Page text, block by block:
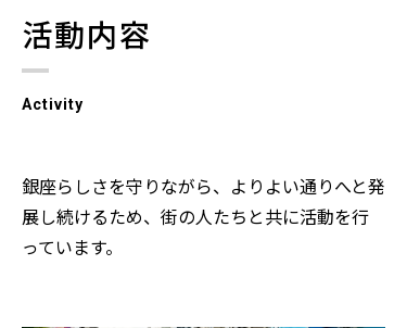
活動内容
Activity
銀座らしさを守りながら、よりよい通りへと発
展し続けるため、街の人たちと共に活動を行
っています。